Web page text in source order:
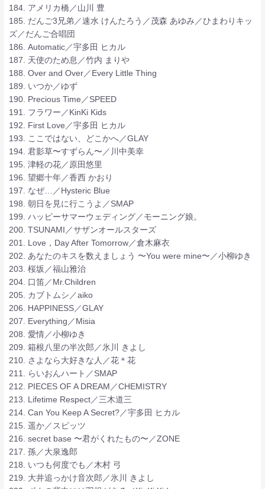
184. アメリカ橋／山川 豊
185. だんご3兄弟／速水 けんたろう／茂森 あゆみ／ひまわりキッ
ズ／だんご合唱団
186. Automatic／宇多田 ヒカル
187. 天使のため息／竹内 まりや
188. Over and Over／Every Little Thing
189. いつか／ゆず
190. Precious Time／SPEED
191. フラワー／KinKi Kids
192. First Love／宇多田 ヒカル
193. ここではない、どこかへ／GLAY
194. 君影草〜すずらん〜／川中美幸
195. 津軽の花／原田悠里
196. 望郷十年／香西 かおり
197. なぜ…／Hysteric Blue
198. 朝日を見に行こうよ／SMAP
199. ハッピーサマーウェディング／モーニング娘。
200. TSUNAMI／サザンオールスターズ
201. Love，Day After Tomorrow／倉木麻衣
202. あなたのキスを数えましょう 〜You were mine〜／小柳ゆき
203. 桜坂／福山雅治
204. 口笛／Mr.Children
205. カブトムシ／aiko
206. HAPPINESS／GLAY
207. Everything／Misia
208. 愛情／小柳ゆき
209. 箱根八里の半次郎／氷川 きよし
210. さよなら大好きな人／花＊花
211. らいおんハート／SMAP
212. PIECES OF A DREAM／CHEMISTRY
213. Lifetime Respect／三木道三
214. Can You Keep A Secret?／宇多田 ヒカル
215. 遥か／スピッツ
216. secret base 〜君がくれたもの〜／ZONE
217. 孫／大泉逸郎
218. いつも何度でも／木村 弓
219. 大井追っかけ音次郎／氷川 きよし